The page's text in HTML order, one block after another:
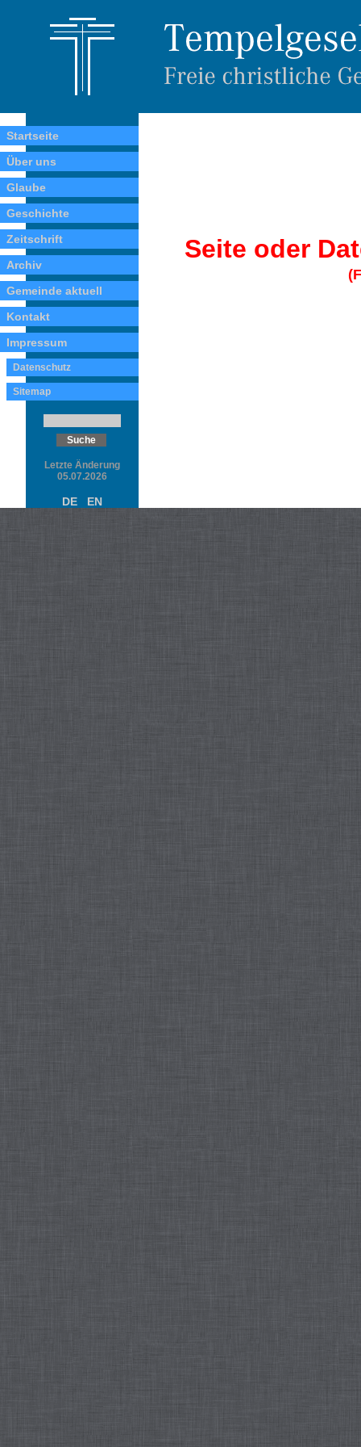
Startseite
Über uns
Glaube
Geschichte
Zeitschrift
Archiv
Gemeinde aktuell
Kontakt
Impressum
Datenschutz
Sitemap
Letzte Änderung
05.07.2026
Seite oder
DE EN